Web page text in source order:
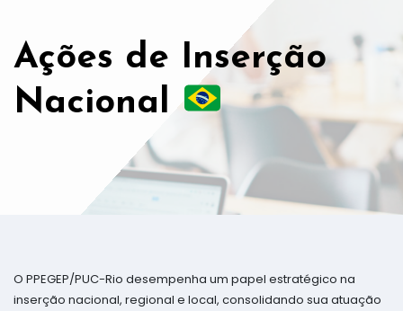
Ações de Inserção
Nacional
O PPEGEP/PUC-Rio desempenha um papel estratégico na
inserção nacional, regional e local, consolidando sua atuação